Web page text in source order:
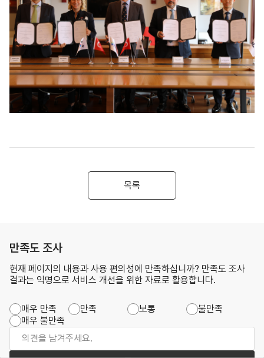
목록
만족도 조사
현재 페이지의 내용과 사용 편의성에 만족하십니까? 만족도 조사
결과는 익명으로 서비스 개선을 위한 자료로 활용합니다.
매우 만족 만족 보통
불만족
매우 불만족